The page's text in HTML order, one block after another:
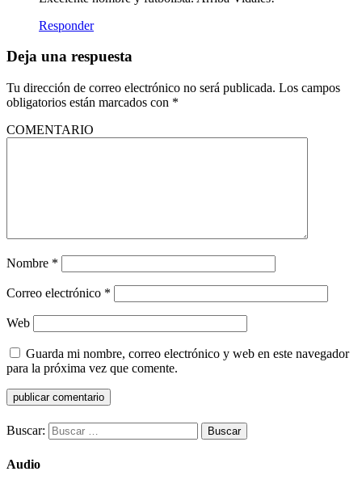
Responder
Deja una respuesta
Tu dirección de correo electrónico no será publicada. Los campos
obligatorios están marcados con *
COMENTARIO
Nombre *
Correo electrónico *
Web
Guarda mi nombre, correo electrónico y web en este navegador
para la próxima vez que comente.
Buscar:
Audio